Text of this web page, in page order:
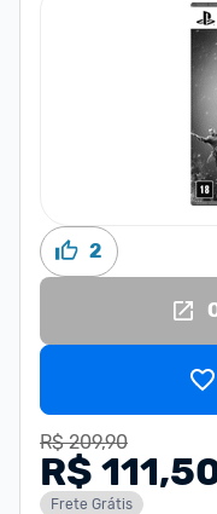
2
R$ 209,90
R$
Frete Grátis